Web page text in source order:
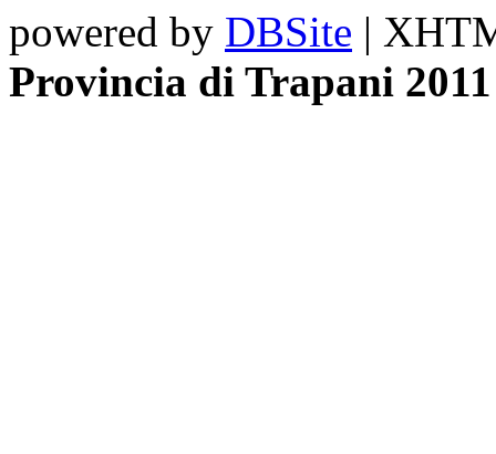
powered by DBSite |
Provincia di Trapani 2011